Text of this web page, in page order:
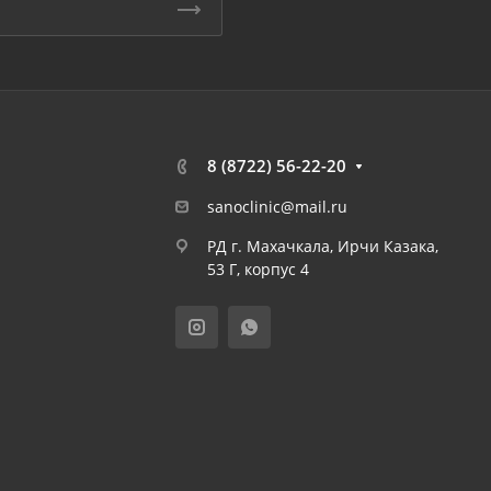
8 (8722) 56-22-20
sanoclinic@mail.ru
РД г. Махачкала, Ирчи Казака,
53 Г, корпус 4